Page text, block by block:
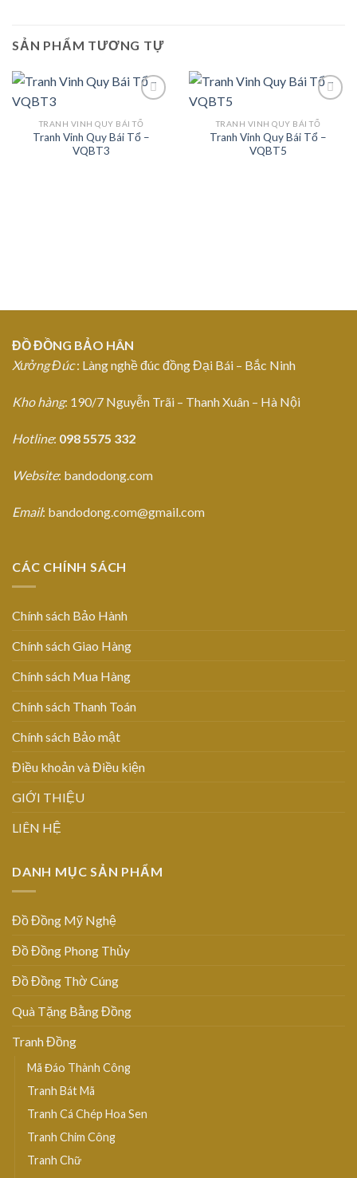
SẢN PHẨM TƯƠNG TỰ
Add to
TRANH VINH QUY BÁI TỔ
Tranh Vinh Quy Bái Tổ –
VQBT3
Add to
TRANH VINH QUY BÁI TỔ
Tranh Vinh Quy Bái Tổ –
VQBT5
ĐỒ ĐỒNG BẢO HÂN
Xưởng Đúc: Làng nghề đúc đồng Đại Bái – Bắc Ninh
Kho hàng: 190/7 Nguyễn Trãi – Thanh Xuân – Hà Nội
Hotline: 098 5575 332
Website: bandodong.com
Email: bandodong.com@gmail.com
CÁC CHÍNH SÁCH
Chính sách Bảo Hành
Chính sách Giao Hàng
Chính sách Mua Hàng
Chính sách Thanh Toán
Chính sách Bảo mật
Điều khoản và Điều kiện
GIỚI THIỆU
LIÊN HỆ
DANH MỤC SẢN PHẨM
Đồ Đồng Mỹ Nghệ
Đồ Đồng Phong Thủy
Đồ Đồng Thờ Cúng
Quà Tặng Bằng Đồng
Tranh Đồng
Mã Đáo Thành Công
Tranh Bát Mã
Tranh Cá Chép Hoa Sen
Tranh Chim Công
Tranh Chữ